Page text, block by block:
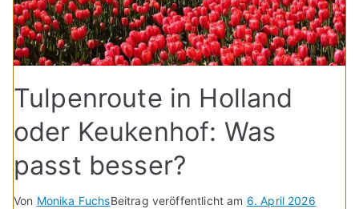
Tulpenroute in Holland
oder Keukenhof: Was
passt besser?
Von Monika FuchsBeitrag veröffentlicht am 6. April 2026